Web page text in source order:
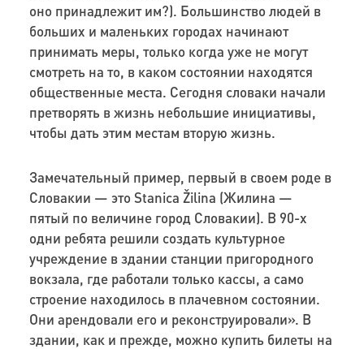
оно принадлежит им?). Большинство людей в
больших и маленьких городах начинают
принимать меры, только когда уже не могут
смотреть на то, в каком состоянии находятся
общественные места. Сегодня словаки начали
претворять в жизнь небольшие инициативы,
чтобы дать этим местам вторую жизнь.
Замечательный пример, первый в своем роде в
Словакии — это Stanica Žilina (Жилина —
пятый по величине город Словакии). В 90-х
одни ребята решили создать культурное
учреждение в здании станции пригородного
вокзала, где работали только кассы, а само
строение находилось в плачевном состоянии.
Они арендовали его и реконструировали». В
здании, как и прежде, можно купить билеты на